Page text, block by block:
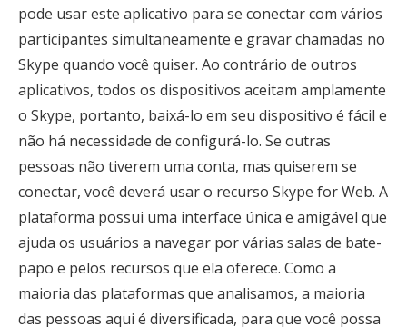
pode usar este aplicativo para se conectar com vários
participantes simultaneamente e gravar chamadas no
Skype quando você quiser. Ao contrário de outros
aplicativos, todos os dispositivos aceitam amplamente
o Skype, portanto, baixá-lo em seu dispositivo é fácil e
não há necessidade de configurá-lo. Se outras
pessoas não tiverem uma conta, mas quiserem se
conectar, você deverá usar o recurso Skype for Web. A
plataforma possui uma interface única e amigável que
ajuda os usuários a navegar por várias salas de bate-
papo e pelos recursos que ela oferece. Como a
maioria das plataformas que analisamos, a maioria
das pessoas aqui é diversificada, para que você possa